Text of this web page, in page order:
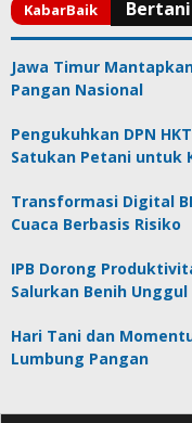
Jawa Timur
Pangan Nasional
Pengukuhkan DPN
Satukan Petani untuk
Transformasi Digital
Cuaca Berbasis Risiko
IPB Dorong
Salurkan Benih
Hari Tani dan
Lumbung Pangan